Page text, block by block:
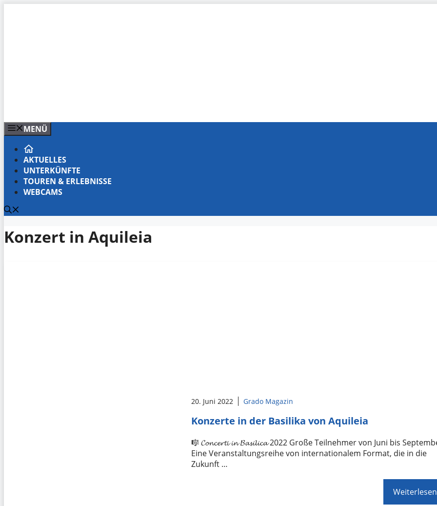
MENÜ
AKTUELLES
UNTERKÜNFTE
TOUREN & ERLEBNISSE
WEBCAMS
Konzert in Aquileia
20. Juni 2022 Grado Magazin
Konzerte in der Basilika von Aquileia
🎼 𝓒𝓸𝓷𝓬𝓮𝓻𝓽𝓲 𝓲𝓷 𝓑𝓪𝓼𝓲𝓵𝓲𝓬𝓪 2022 Große Teilnehmer von Juni bis
Eine Veranstaltungsreihe von internationalem Format, die in die
Zukunft …
Weiterlesen